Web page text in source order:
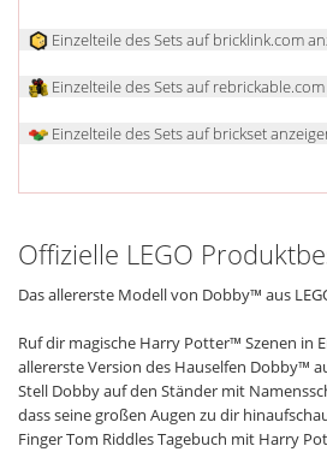
Einzelteile des Sets auf bricklink.com
Einzelteile des Sets auf
Einzelteile des Sets auf brickset
Offizielle LEGO
Das allererste Modell von Dobby™ aus
Ruf dir magische Harry Potter™ Szenen in
allererste Version des Hauselfen Dobby™
Stell Dobby auf den Ständer mit
dass seine großen Augen zu dir
Finger Tom Riddles Tagebuch mit Harry